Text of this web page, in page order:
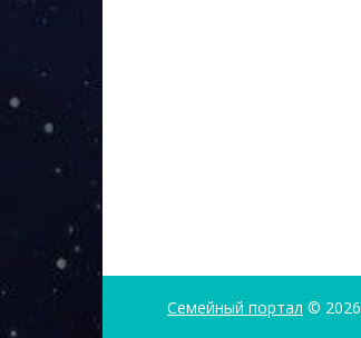
Семейный портал © 2026